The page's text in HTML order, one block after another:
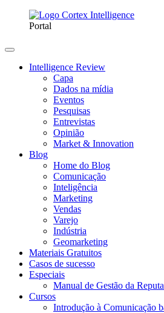
Portal
Intelligence Review
Capa
Dados na mídia
Eventos
Pesquisas
Entrevistas
Opinião
Market & Innovation
Blog
Home do Blog
Comunicação
Inteligência
Marketing
Vendas
Varejo
Indústria
Geomarketing
Materiais Gratuitos
Casos de sucesso
Especiais
Manual de Gestão da
Cursos
Introdução à Comunicação